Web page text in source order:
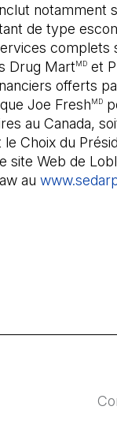
notamment
de type
complets
Drug MartMDet
offerts
Joe FreshMD
au Canada,
Choix du
site Web de
au